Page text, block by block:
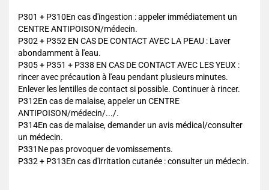
P301 + P310En cas d'ingestion : appeler immédiatement un
CENTRE ANTIPOISON/médecin.
P302 + P352 EN CAS DE CONTACT AVEC LA PEAU : Laver
abondamment à l'eau.
P305 + P351 + P338 EN CAS DE CONTACT AVEC LES YEUX :
rincer avec précaution à l'eau pendant plusieurs minutes.
Enlever les lentilles de contact si possible. Continuer à rincer.
P312En cas de malaise, appeler un CENTRE
ANTIPOISON/médecin/.../.
P314En cas de malaise, demander un avis médical/consulter
un médecin.
P331Ne pas provoquer de vomissements.
P332 + P313En cas d'irritation cutanée : consulter un médecin.